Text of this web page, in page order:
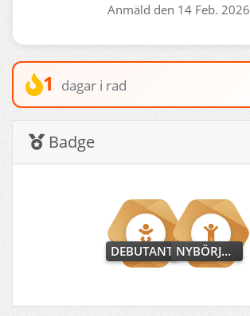
Anmäld den 14 Feb. 2026
1 dagar i rad
Badge
DEBUTANT NYBÖRJARE